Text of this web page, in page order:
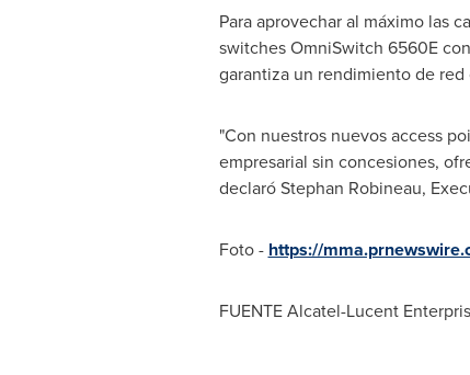
Para aprovechar al máximo las
switches OmniSwitch 6560E
garantiza un rendimiento de
"Con nuestros nuevos access
empresarial sin concesiones,
declaróStephan Robineau,
Foto - https://
FUENTE Alcatel-Lucent